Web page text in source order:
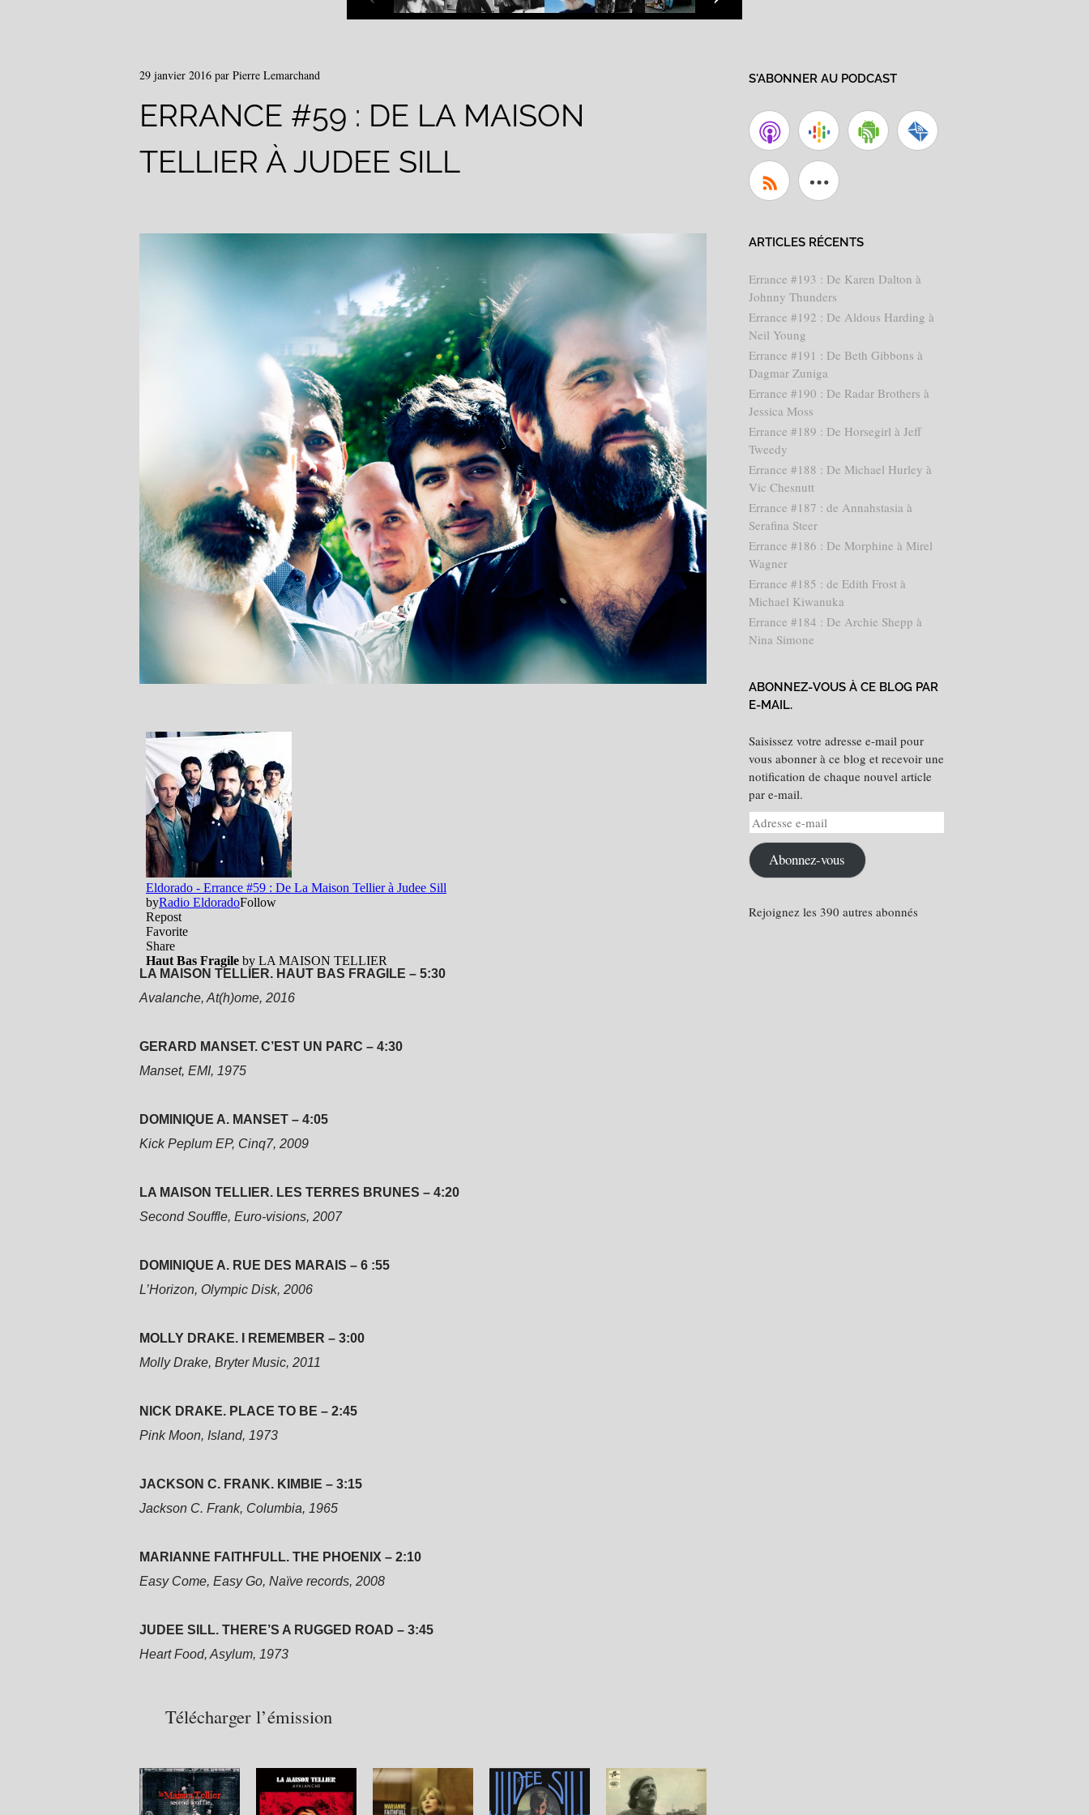
29 janvier 2016 par Pierre Lemarchand
ERRANCE #59 : DE LA MAISON
TELLIER À JUDEE SILL
LA MAISON TELLIER. HAUT BAS FRAGILE – 5:30
Avalanche, At(h)ome, 2016
GERARD MANSET. C’EST UN PARC – 4:30
Manset, EMI, 1975
DOMINIQUE A. MANSET – 4:05
Kick Peplum EP, Cinq7, 2009
LA MAISON TELLIER. LES TERRES BRUNES – 4:20
Second Souffle, Euro-visions, 2007
DOMINIQUE A. RUE DES MARAIS – 6 :55
L’Horizon, Olympic Disk, 2006
MOLLY DRAKE. I REMEMBER – 3:00
Molly Drake, Bryter Music, 2011
NICK DRAKE. PLACE TO BE – 2:45
Pink Moon, Island, 1973
JACKSON C. FRANK. KIMBIE – 3:15
Jackson C. Frank, Columbia, 1965
MARIANNE FAITHFULL. THE PHOENIX – 2:10
Easy Come, Easy Go, Naïve records, 2008
JUDEE SILL. THERE’S A RUGGED ROAD – 3:45
Heart Food, Asylum, 1973
Télécharger l’émission
S'ABONNER AU PODCAST
ARTICLES RÉCENTS
Errance #193 : De Karen Dalton à
Johnny Thunders
Errance #192 : De Aldous Harding à
Neil Young
Errance #191 : De Beth Gibbons à
Dagmar Zuniga
Errance #190 : De Radar Brothers à
Jessica Moss
Errance #189 : De Horsegirl à Jeff
Tweedy
Errance #188 : De Michael Hurley à
Vic Chesnutt
Errance #187 : de Annahstasia à
Serafina Steer
Errance #186 : De Morphine à Mirel
Wagner
Errance #185 : de Edith Frost à
Michael Kiwanuka
Errance #184 : De Archie Shepp à
Nina Simone
ABONNEZ-VOUS À CE BLOG PAR
E-MAIL.
Saisissez votre adresse e-mail pour
vous abonner à ce blog et recevoir une
notification de chaque nouvel article
par e-mail.
Adresse
e-
mail Abonnez-vous
Rejoignez les 390 autres abonnés